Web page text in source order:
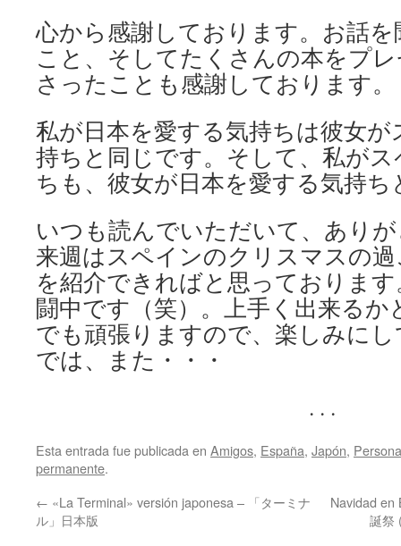
心から感謝しております。お話
こと、そしてたくさんの本をプ
さったことも感謝しております。
私が日本を愛する気持ちは彼女
持ちと同じです。そして、私が
ちも、彼女が日本を愛する気持
いつも読んでいただいて、あり
来週はスペインのクリスマスの
を紹介できればと思っておりま
闘中です（笑）。上手く出来る
でも頑張りますので、楽しみに
では、また・・・
. . .
Esta entrada fue publicada en Amigos, España, Japón,
permanente.
← «La Terminal» versión japonesa – 「ターミナ
ル」日本版
Navidad en
誕祭